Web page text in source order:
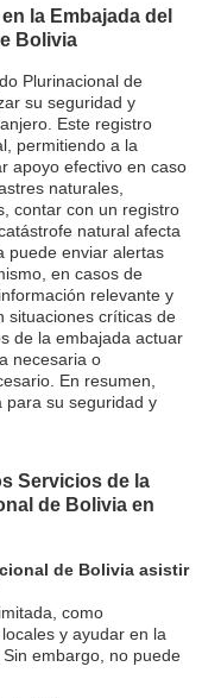
la Embajada del
Bolivia
Plurinacional de
su seguridad y
Este registro
permitiendo a la
apoyo efectivo en caso
naturales,
contar con un registro
natural afecta
puede enviar alertas
en casos de
relevante y
situaciones críticas de
de la embajada actuar
necesaria o
En resumen,
para su seguridad y
Servicios de la
de Bolivia en
de Bolivia asistir
como
y ayudar en la
embargo, no puede